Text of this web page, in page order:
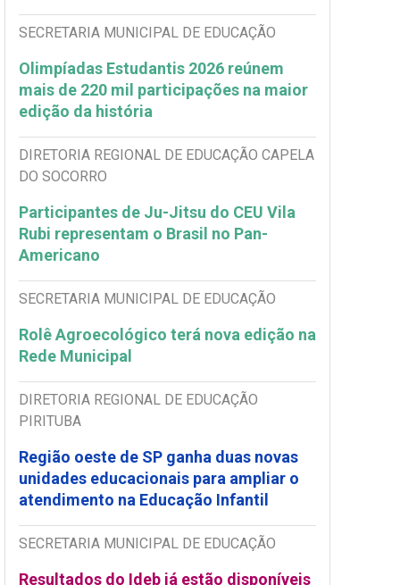
SECRETARIA MUNICIPAL DE EDUCAÇÃO
Olimpíadas Estudantis 2026 reúnem
mais de 220 mil participações na maior
edição da história
DIRETORIA REGIONAL DE EDUCAÇÃO CAPELA
DO SOCORRO
Participantes de Ju-Jitsu do CEU Vila
Rubi representam o Brasil no Pan-
Americano
SECRETARIA MUNICIPAL DE EDUCAÇÃO
Rolê Agroecológico terá nova edição na
Rede Municipal
DIRETORIA REGIONAL DE EDUCAÇÃO
PIRITUBA
Região oeste de SP ganha duas novas
unidades educacionais para ampliar o
atendimento na Educação Infantil
SECRETARIA MUNICIPAL DE EDUCAÇÃO
Resultados do Ideb já estão disponíveis